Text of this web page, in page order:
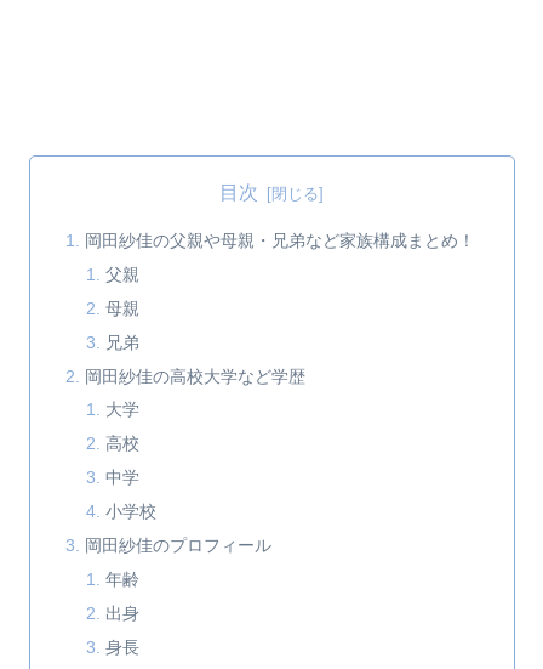
目次
岡田紗佳の父親や母親・兄弟など家族構成まとめ！
父親
母親
兄弟
岡田紗佳の高校大学など学歴
大学
高校
中学
小学校
岡田紗佳のプロフィール
年齢
出身
身長